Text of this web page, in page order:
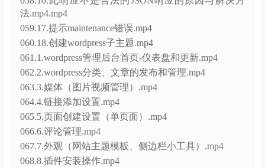
法.mp4.mp4
059.17.提示maintenance错误.mp4
060.18.创建wordpress子主题.mp4
061.1.wordpress管理后台首页-仪表盘和更新.mp4
062.2.wordpress分类、文章的发布和管理.mp4
063.3.媒体（图片视频管理）.mp4
064.4.链接添加设置.mp4
065.5.页面创建设置（单页面）.mp4
066.6.评论管理.mp4
067.7.外观（网站主题模板、侧边栏小工具）.mp4
068.8.插件安装操作.mp4